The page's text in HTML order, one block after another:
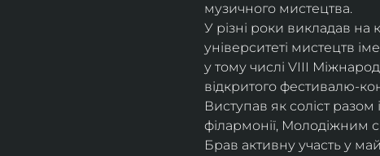
музичного мистецтва.
У різні роки викладав на
університеті мистецтв
у тому числі VIII
відкритого фестивалю-
Виступав як соліст
філармонії,
Брав активну участь у